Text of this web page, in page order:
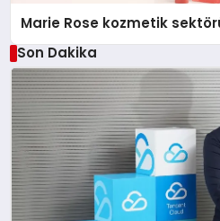
Marie Rose kozmetik
Son Dakika